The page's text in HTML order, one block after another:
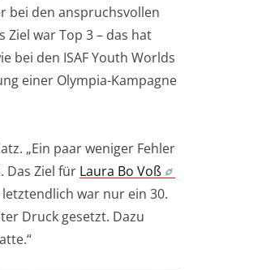
bei den anspruchsvollen
war Top 3 – das hat
bei den ISAF Youth Worlds
einer Olympia-Kampagne
„Ein paar weniger Fehler
Das Ziel für Laura Bo Voß
war nur ein 30.
Druck gesetzt. Dazu